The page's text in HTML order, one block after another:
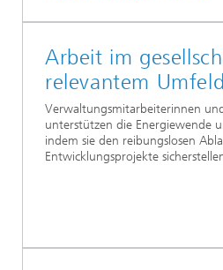
Arbeit im
relevantem Umfeld
Verwaltungsmitarbeiterinnen
unterstützen die Energiewende
indem sie den reibungslosen
Entwicklungsprojekte